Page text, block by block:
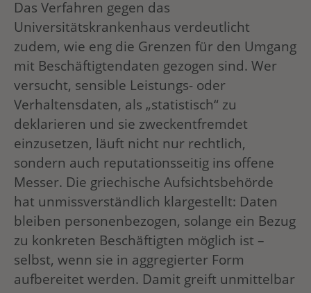
Das Verfahren gegen das
Universitätskrankenhaus verdeutlicht
zudem, wie eng die Grenzen für den Umgang
mit Beschäftigtendaten gezogen sind. Wer
versucht, sensible Leistungs- oder
Verhaltensdaten, als „statistisch“ zu
deklarieren und sie zweckentfremdet
einzusetzen, läuft nicht nur rechtlich,
sondern auch reputationsseitig ins offene
Messer. Die griechische Aufsichtsbehörde
hat unmissverständlich klargestellt: Daten
bleiben personenbezogen, solange ein Bezug
zu konkreten Beschäftigten möglich ist –
selbst, wenn sie in aggregierter Form
aufbereitet werden. Damit greift unmittelbar